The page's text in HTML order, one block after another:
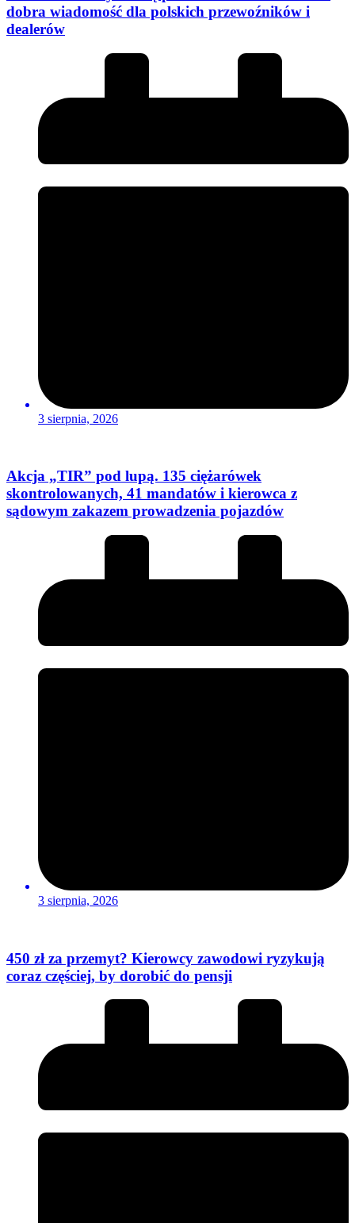
dobra wiadomość dla polskich przewoźników i
dealerów
3 sierpnia, 2026
Akcja „TIR” pod lupą. 135 ciężarówek
skontrolowanych, 41 mandatów i kierowca z
sądowym zakazem prowadzenia pojazdów
3 sierpnia, 2026
450 zł za przemyt? Kierowcy zawodowi ryzykują
coraz częściej, by dorobić do pensji